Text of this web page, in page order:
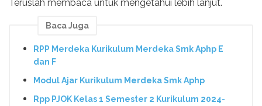
Teruslah membaca untuk mengetahui lebih lanjut.
Baca Juga
RPP Merdeka Kurikulum Merdeka Smk Aphp E
dan F
Modul Ajar Kurikulum Merdeka Smk Aphp
Rpp PJOK Kelas 1 Semester 2 Kurikulum 2024-